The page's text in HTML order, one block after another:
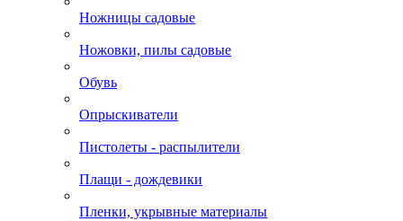
Ножницы садовые
Ножовки, пилы садовые
Обувь
Опрыскиватели
Пистолеты - распылители
Плащи - дождевики
Пленки, укрывные материалы